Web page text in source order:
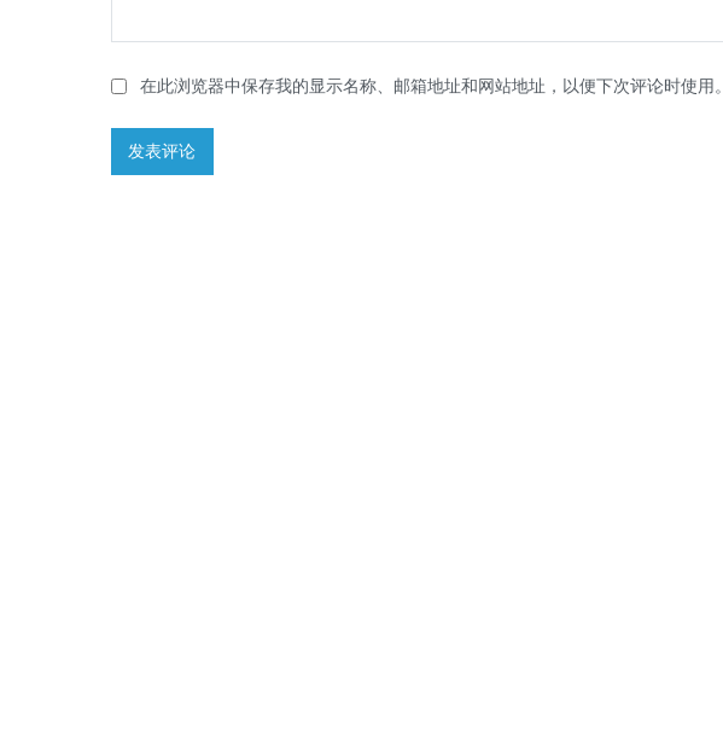
在此浏览器中保存我的显示名称、邮箱地址和网站地址，以便下次评论时使用。